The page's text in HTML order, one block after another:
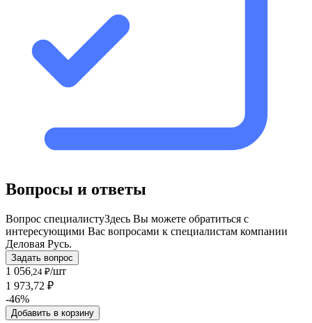
Вопросы и ответы
Вопрос специалистуЗдесь Вы можете обратиться с
интересующими Вас вопросами к специалистам компании
Деловая Русь.
Задать вопрос
1 056,24 ₽/шт
1 973,72 ₽
-46%
Добавить в корзину